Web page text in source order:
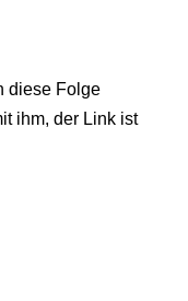
diese Folge
ihm, der Link ist